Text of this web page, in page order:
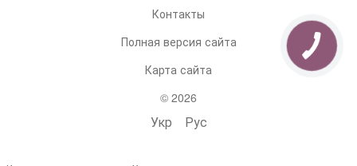
Контакты
Полная версия сайта
Карта сайта
© 2026
Укр Рус